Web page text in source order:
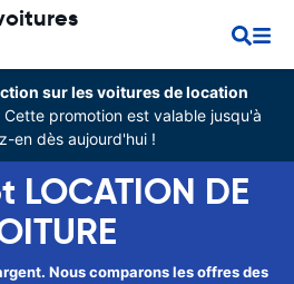
sur les voitures de location
Cette promotion est valable jusqu'à
en dès aujourd'hui !
LOCATION DE
Nous comparons les offres des